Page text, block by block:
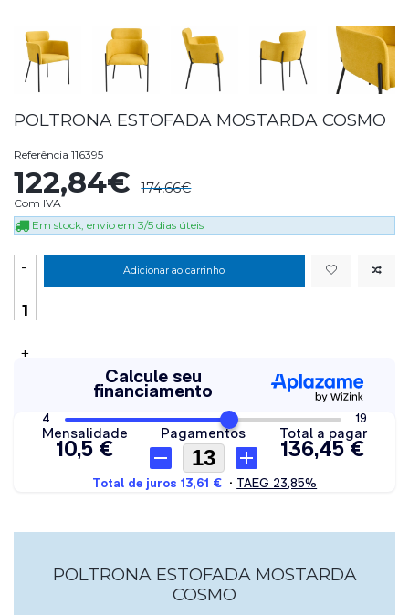
POLTRONA ESTOFADA MOSTARDA COSMO
Referência 116395
122,84€ 174,66€
Com IVA
Em stock, envio em 3/5 dias úteis
-
+
Adicionar ao carrinho
POLTRONA ESTOFADA MOSTARDA
COSMO